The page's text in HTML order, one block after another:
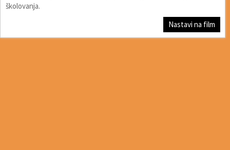
školovanja.
Nastavi na film